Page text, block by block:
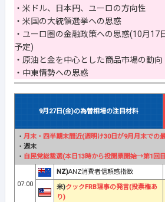
・米ドル、日本円、ユーロの方向性
・米国の大統領選挙への思惑
・ユーロ圏の金融政策への思惑(10月17
予定)
・原油と金を中心とした商品市場の動向
・中東情勢への思惑
9月27日(金)の為替相場の注目材料
・ 月末・四半期末間近(週明け30日が9月月末での
・ 週末
・ 自民党総裁選(本日13時から投開票開始→第1回
07:00
NZ)ANZ消費者信頼感指数
米)クックFRB理事の発言(投票権あ
り)